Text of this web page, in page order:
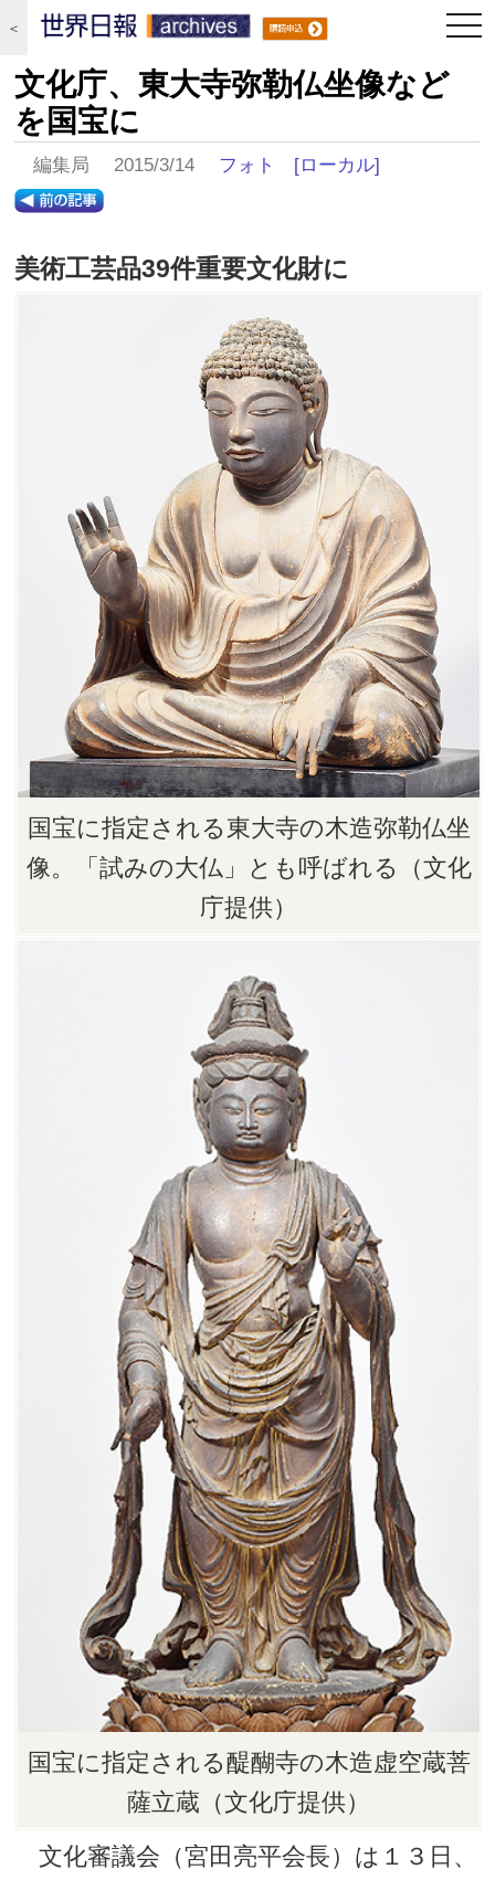
＜
文化庁、東大寺弥勒仏坐像など
を国宝に
編集局 2015/3/14 フォト [ローカル]
美術工芸品39件重要文化財に
国宝に指定される東大寺の木造弥勒仏坐
像。「試みの大仏」とも呼ばれる（文化
庁提供）
国宝に指定される醍醐寺の木造虚空蔵菩
薩立蔵（文化庁提供）
文化審議会（宮田亮平会長）は１３日、